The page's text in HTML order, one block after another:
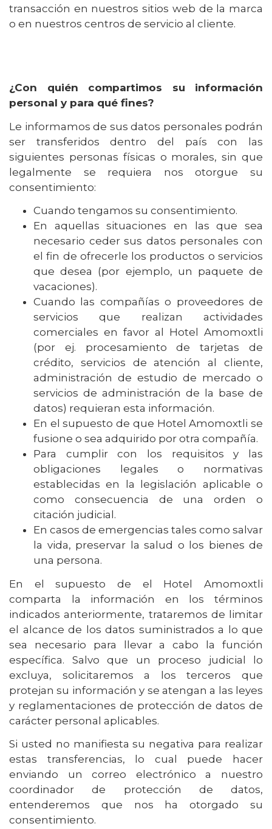
transacción en nuestros sitios web de la marca
o en nuestros centros de servicio al cliente.
¿Con quién compartimos su información
personal y para qué fines?
Le informamos de sus datos personales podrán
ser transferidos dentro del país con las
siguientes personas físicas o morales, sin que
legalmente se requiera nos otorgue su
consentimiento:
Cuando tengamos su consentimiento.
En aquellas situaciones en las que sea
necesario ceder sus datos personales con
el fin de ofrecerle los productos o servicios
que desea (por ejemplo, un paquete de
vacaciones).
Cuando las compañías o proveedores de
servicios que realizan actividades
comerciales en favor al Hotel Amomoxtli
(por ej. procesamiento de tarjetas de
crédito, servicios de atención al cliente,
administración de estudio de mercado o
servicios de administración de la base de
datos) requieran esta información.
En el supuesto de que Hotel Amomoxtli se
fusione o sea adquirido por otra compañía.
Para cumplir con los requisitos y las
obligaciones legales o normativas
establecidas en la legislación aplicable o
como consecuencia de una orden o
citación judicial.
En casos de emergencias tales como salvar
la vida, preservar la salud o los bienes de
una persona.
En el supuesto de el Hotel Amomoxtli
comparta la información en los términos
indicados anteriormente, trataremos de limitar
el alcance de los datos suministrados a lo que
sea necesario para llevar a cabo la función
específica. Salvo que un proceso judicial lo
excluya, solicitaremos a los terceros que
protejan su información y se atengan a las leyes
y reglamentaciones de protección de datos de
carácter personal aplicables.
Si usted no manifiesta su negativa para realizar
estas transferencias, lo cual puede hacer
enviando un correo electrónico a nuestro
coordinador de protección de datos,
entenderemos que nos ha otorgado su
consentimiento.